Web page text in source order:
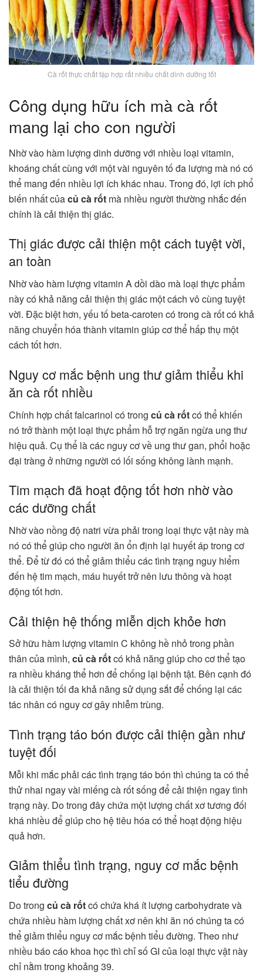
Cà rốt thực chất tập hợp rất nhiều chất dinh dưỡng tốt
Công dụng hữu ích mà cà rốt
mang lại cho con người
Nhờ vào hàm lượng dinh dưỡng với nhiều loại vitamin,
khoáng chất cùng với một vài nguyên tố đa lượng mà nó có
thể mang đến nhiều lợi ích khác nhau. Trong đó, lợi ích phổ
biến nhất củacủ cà rốt mà nhiều người thường nhắc đến
chính là cải thiện thị giác.
Thị giác được cải thiện một cách tuyệt vời,
an toàn
Nhờ vào hàm lượng vitamin A dồi dào mà loại thực phẩm
này có khả năng cải thiện thị giác một cách vô cùng tuyệt
vời. Đặc biệt hơn, yếu tố beta-caroten có trong cà rốt có khả
năng chuyển hóa thành vitamin giúp cơ thể hấp thụ một
cách tốt hơn.
Nguy cơ mắc bệnh ung thư giảm thiểu khi
ăn cà rốt nhiều
Chính hợp chất falcarinol có trong củ cà rốtcó thể khiến
nó trở thành một loại thực phẩm hỗ trợ ngăn ngừa ung thư
hiệu quả. Cụ thể là các nguy cơ về ung thư gan, phổi hoặc
đại tràng ở những người có lối sống không lành mạnh.
Tim mạch đã hoạt động tốt hơn nhờ vào
các dưỡng chất
Nhờ vào nồng độ natri vừa phải trong loại thực vật này mà
nó có thể giúp cho người ăn ổn định lại huyết áp trong cơ
thể. Để từ đó có thể giảm thiểu các tình trạng nguy hiểm
đến hệ tim mạch, máu huyết trở nên lưu thông và hoạt
động tốt hơn.
Cải thiện hệ thống miễn dịch khỏe hơn
Sở hữu hàm lượng vitamin C không hề nhỏ trong phần
thân của mình, củ cà rốtcó khả năng giúp cho cơ thể tạo
ra nhiều kháng thể hơn để chống lại bệnh tật. Bên cạnh đó
là cải thiện tối đa khả năng sử dụng sắt để chống lại các
tác nhân có nguy cơ gây nhiễm trùng.
Tình trạng táo bón được cải thiện gần như
tuyệt đối
Mỗi khi mắc phải các tình trạng táo bón thì chúng ta có thể
thử nhai ngay vài miếng cà rốt sống để cải thiện ngay tình
trạng này. Do trong đây chứa một lượng chất xơ tương đối
khá nhiều để giúp cho hệ tiêu hóa có thể hoạt động hiệu
quả hơn.
Giảm thiểu tình trạng, nguy cơ mắc bệnh
tiểu đường
Do trong củ cà rốtcó chứa khá ít lượng carbohydrate và
chứa nhiều hàm lượng chất xơ nên khi ăn nó chúng ta có
thể giảm thiểu nguy cơ mắc bệnh tiểu đường. Theo như
nhiều báo cáo khoa học thì chỉ số GI của loại thực vật này
chỉ nằm trong khoảng 39.